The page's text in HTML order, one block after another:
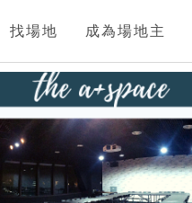
找場地 成為場地主